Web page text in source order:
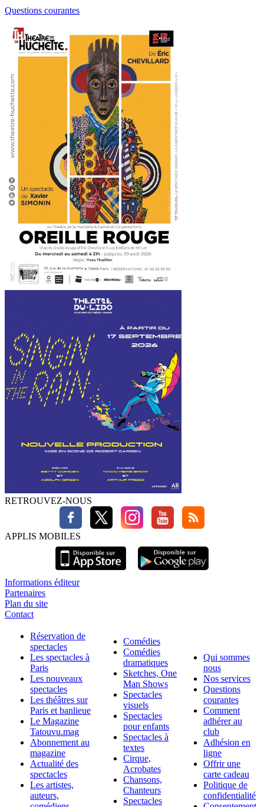
Questions courantes
RETROUVEZ-NOUS
APPLIS MOBILES
Informations éditeur
Partenaires
Plan du site
Contact
Réservation de
spectacles
Les spectacles à
Paris
Les nouveaux
spectacles
Les théâtres sur
Paris et banlieue
Le Magazine
Tatouvu.mag
Abonnement au
magazine
Actualité des
spectacles
Les artistes,
auteurs,
Comédies
Comédies
dramatiques
Sketches, One
Man Shows
Spectacles
visuels
Spectacles
pour enfants
Spectacles à
textes
Cirque,
Acrobates
Chansons,
Chanteurs
Spectacles
Qui sommes
nous
Nos services
Questions
courantes
Comment
adhérer au
club
Adhésion en
ligne
Offrir une
carte cadeau
Politique de
confidentialité